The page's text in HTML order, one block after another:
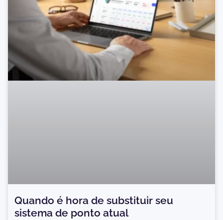
Quando é hora de substituir seu
sistema de ponto atual